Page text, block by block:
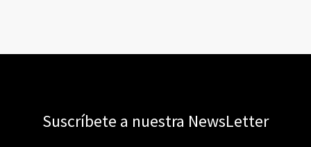
Suscríbete a nuestra NewsLetter